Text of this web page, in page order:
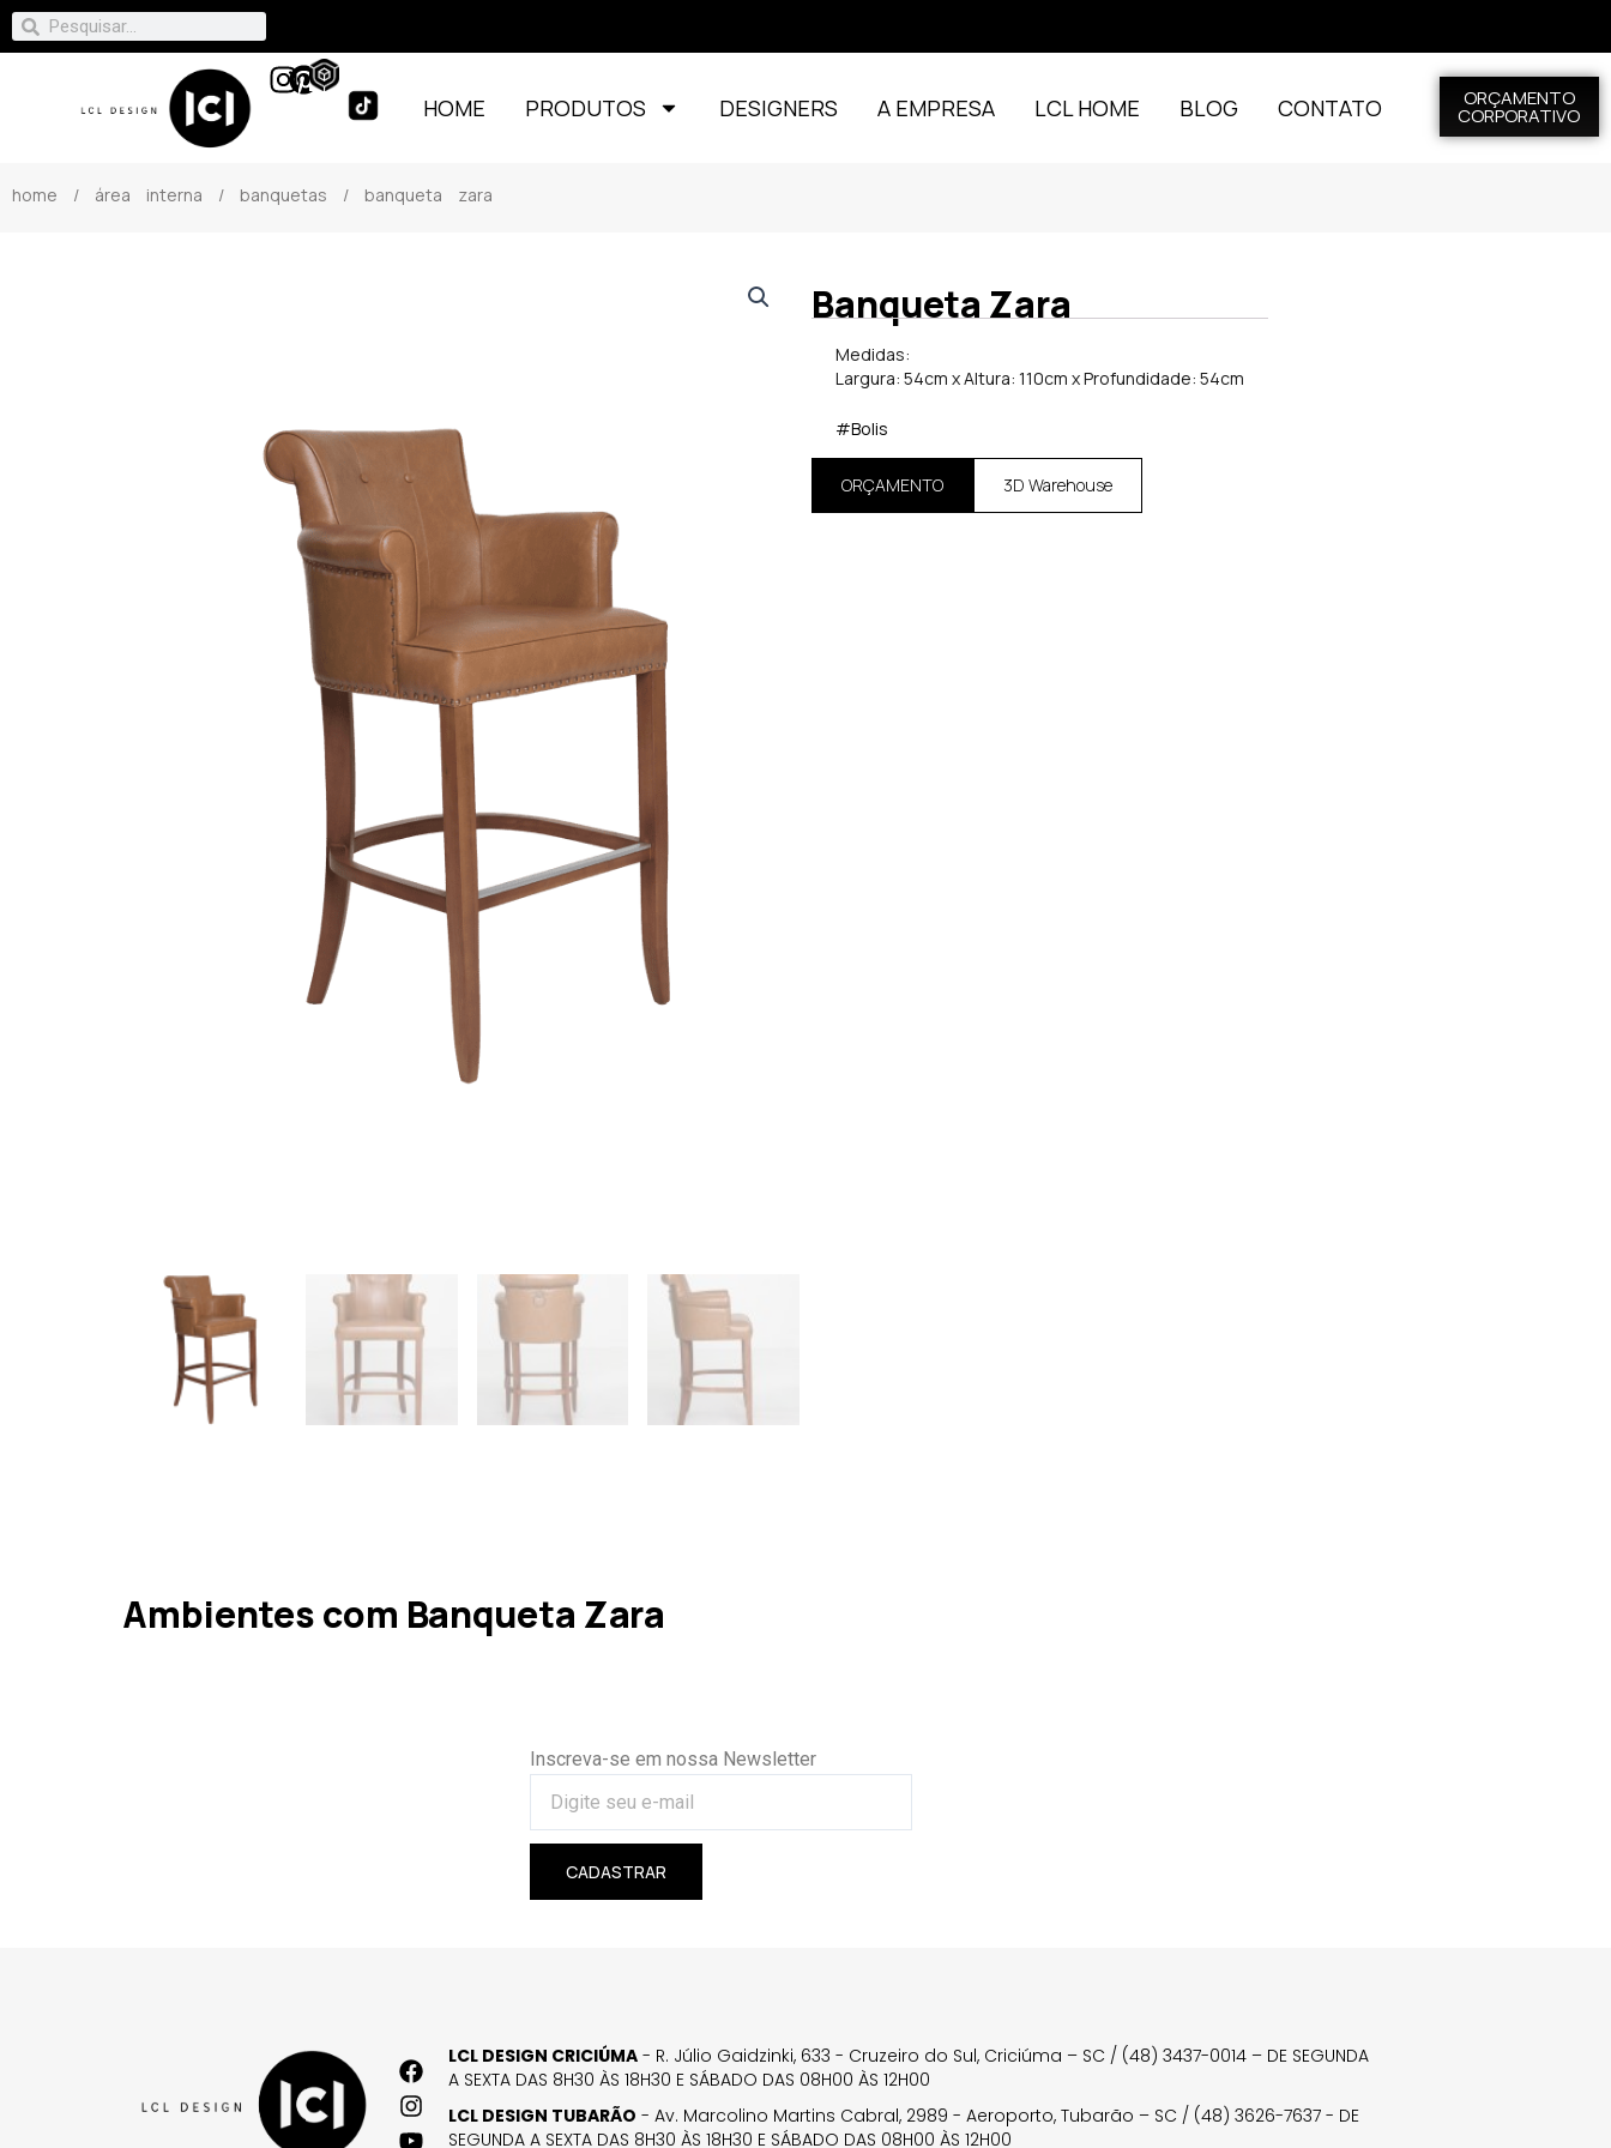
HOME PRODUTOS DESIGNERS A EMPRESA LCL HOME BLOG CONTATO ORÇAMENTO
CORPORATIVO
home / área interna / banquetas / banqueta zara
Banqueta Zara
Medidas:
Largura: 54cm x Altura: 110cm x Profundidade: 54cm
#Bolis
ORÇAMENTO 3D Warehouse
Ambientes com Banqueta Zara
Inscreva-se em nossa Newsletter
CADASTRAR
LCL DESIGN CRICIÚMA - R. Júlio Gaidzinki, 633 - Cruzeiro do Sul, Criciúma – SC / (48) 3437-0014 – DE SEGUNDA
A SEXTA DAS 8H30 ÀS 18H30 E SÁBADO DAS 08H00 ÀS 12H00
LCL DESIGN TUBARÃO - Av. Marcolino Martins Cabral, 2989 - Aeroporto, Tubarão – SC / (48) 3626-7637 - DE
SEGUNDA A SEXTA DAS 8H30 ÀS 18H30 E SÁBADO DAS 08H00 ÀS 12H00